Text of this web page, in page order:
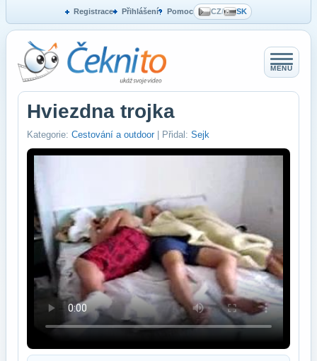
Registrace Přihlášení Pomoc CZ/ SK
MENU
Hviezdna trojka
Kategorie: Cestování a outdoor | Přidal: Sejk